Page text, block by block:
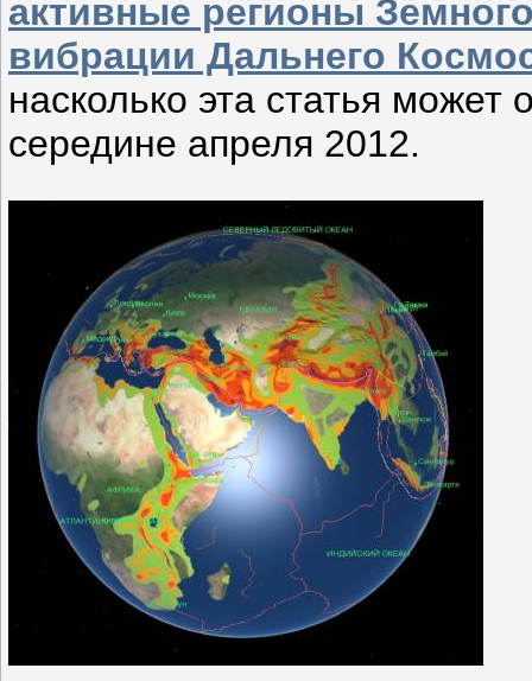
активные регионы
вибрации Дальнего
насколько эта статья может
середине апреля 2012.